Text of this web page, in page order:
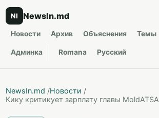
NI NewsIn.md
Новости Архив Объяснения Темы
Админка Romana Русский
NewsIn.md /Новости /
Кику критикует зарплату главы MoldATSA